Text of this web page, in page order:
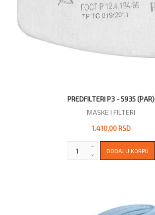
PREDFILTERI P3 - 5935 (PAR)
MASKE I FILTERI
1.410,00 RSD